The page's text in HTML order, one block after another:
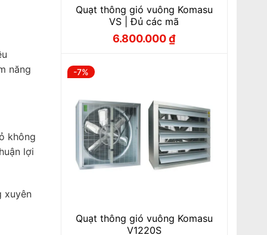
năng
không
lợi
xuyên
Quạt thông gió vuông Komasu
VS | Đủ các mã
Giá
6.800.000₫
Giá
-7%
Quạt thông gió vuông Komasu
V1220S